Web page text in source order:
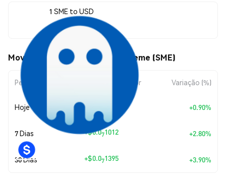
1 SME to USD
$0.00000037
Movimentos de preço de SafeMeme (SME)
Período Variação do Valor Variação (%)
Hoje + +0.90%
7 Dias +$0.071012 +2.80%
30 Dias +$0.071395 +3.90%